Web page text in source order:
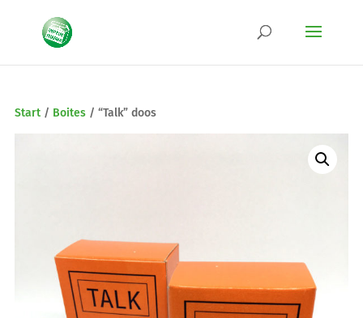
Start / Boites / “Talk” doos